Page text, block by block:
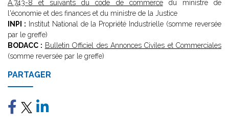
A.743-8 et suivants du code de commercedu ministre de
l'économie et des finances et du ministre de la Justice
INPI : Institut National de la Propriété Industrielle (somme reversée
par le greffe)
BODACC : Bulletin Officiel des Annonces Civiles et Commerciales
(somme reversée par le greffe)
PARTAGER